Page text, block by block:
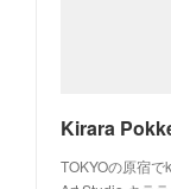
Kirara
TOKYOの原宿